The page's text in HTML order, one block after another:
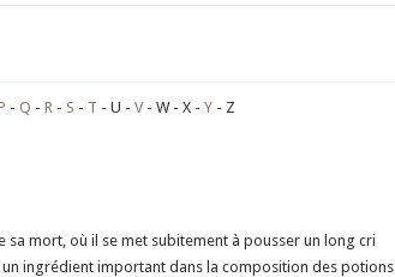
Q R S T U V W X Y Z
mort, où il se met subitement à pousser un long cri
ingrédient important dans la composition des potions